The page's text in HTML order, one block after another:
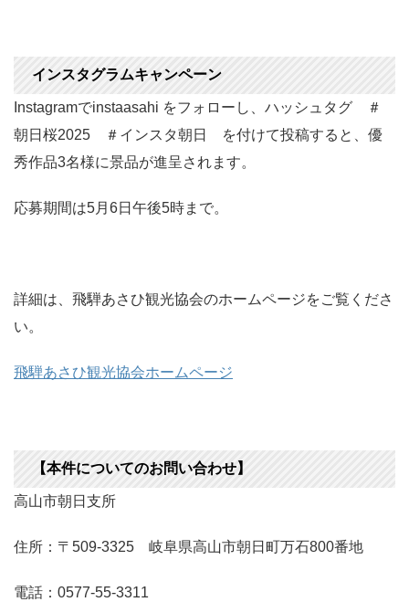
インスタグラムキャンペーン
Instagramでinstaasahi をフォローし、ハッシュタグ ＃
朝日桜2025 ＃インスタ朝日 を付けて投稿すると、優
秀作品3名様に景品が進呈されます。
応募期間は5月6日午後5時まで。
詳細は、飛騨あさひ観光協会のホームページをご覧くださ
い。
飛騨あさひ観光協会ホームページ
【本件についてのお問い合わせ】
高山市朝日支所
住所：〒509-3325 岐阜県高山市朝日町万石800番地
電話：0577-55-3311